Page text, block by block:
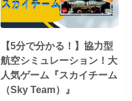
【5分で分かる！】協力型
航空シミュレーション！大
人気ゲーム『スカイチーム
（Sky Team）』